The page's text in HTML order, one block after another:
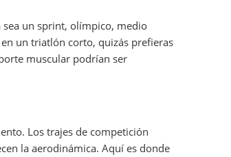
sea un sprint, olímpico, medio
un triatlón corto, quizás prefieras
muscular podrían ser
Los trajes de competición
la aerodinámica. Aquí es donde